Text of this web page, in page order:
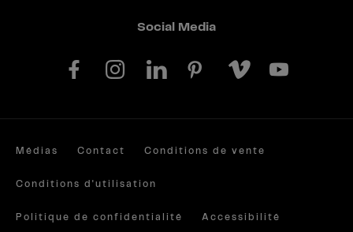
Social Media
Médias Contact Conditions de vente
Conditions d'utilisation
Politique de confidentialité Accessibilité